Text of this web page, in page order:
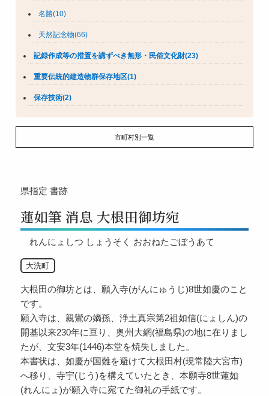
名勝(10)
天然記念物(66)
記録作成等の措置を講ずべき無形・民俗文化財(23)
重要伝統的建造物群保存地区(1)
保存技術(2)
市町村別一覧
県指定 書跡
蓮如筆 消息 大根田御坊宛
れんにょしつ しょうそく おおねたごぼうあて
大洗町
大根田の御坊とは、願入寺(がんにゅうじ)8世如慶のこと
です。
願入寺は、親鸞の嫡孫、浄土真宗第2祖如信(にょしん)の
開基以来230年に亘り、奥州大網(福島県)の地に在りまし
たが、文安3年(1446)本堂を焼失しました。
本書状は、如慶が国難を避けて大根田村(現常陸大宮市)
へ移り、寺宇(じう)を構えていたとき、本願寺8世蓮如
(れんにょ)が願入寺に宛てた御礼の手紙です。